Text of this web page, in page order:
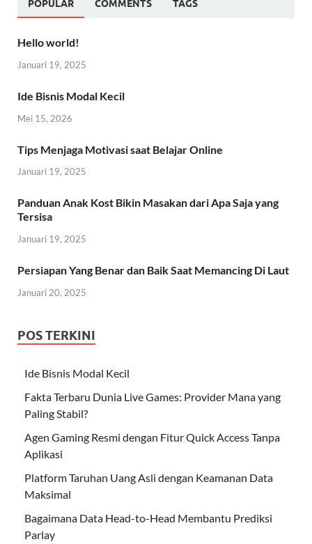
POPULAR COMMENTS TAGS
Hello world!
Januari 19, 2025
Ide Bisnis Modal Kecil
Mei 15, 2026
Tips Menjaga Motivasi saat Belajar Online
Januari 19, 2025
Panduan Anak Kost Bikin Masakan dari Apa Saja yang
Tersisa
Januari 19, 2025
Persiapan Yang Benar dan Baik Saat Memancing Di Laut
Januari 20, 2025
POS TERKINI
Ide Bisnis Modal Kecil
Fakta Terbaru Dunia Live Games: Provider Mana yang
Paling Stabil?
Agen Gaming Resmi dengan Fitur Quick Access Tanpa
Aplikasi
Platform Taruhan Uang Asli dengan Keamanan Data
Maksimal
Bagaimana Data Head-to-Head Membantu Prediksi
Parlay